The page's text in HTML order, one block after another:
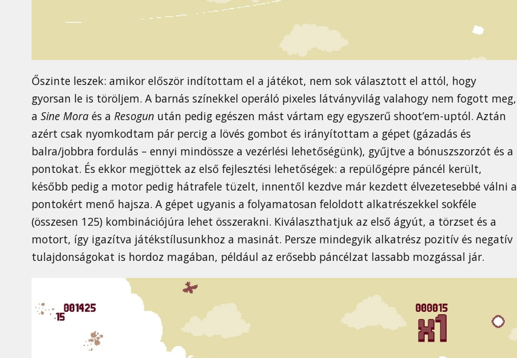
Őszinte leszek: amikor először indítottam el a játékot, nem sok választott el attól, hogy
gyorsan le is töröljem. A barnás színekkel operáló pixeles látványvilág valahogy nem fogott meg,
a Sine Mora és a Resogun után pedig egészen mást vártam egy egyszerű shoot’em-uptól. Aztán
azért csak nyomkodtam pár percig a lövés gombot és irányítottam a gépet (gázadás és
balra/jobbra fordulás – ennyi mindössze a vezérlési lehetőségünk), gyűjtve a bónuszszorzót és a
pontokat. És ekkor megjöttek az első fejlesztési lehetőségek: a repülőgépre páncél került,
később pedig a motor pedig hátrafele tüzelt, innentől kezdve már kezdett élvezetesebbé válni a
pontokért menő hajsza. A gépet ugyanis a folyamatosan feloldott alkatrészekkel sokféle
(összesen 125) kombinációjúra lehet összerakni. Kiválaszthatjuk az első ágyút, a törzset és a
motort, így igazítva játékstílusunkhoz a masinát. Persze mindegyik alkatrész pozitív és negatív
tulajdonságokat is hordoz magában, például az erősebb páncélzat lassabb mozgással jár.